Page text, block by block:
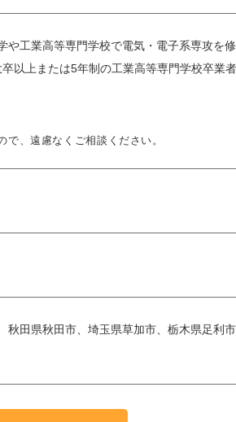
工業高等専門学校で電気・電子系専攻を
以上または5年制の工業高等専門学校卒業
、遠慮なくご相談ください。
田県秋田市、埼玉県草加市、栃木県足利